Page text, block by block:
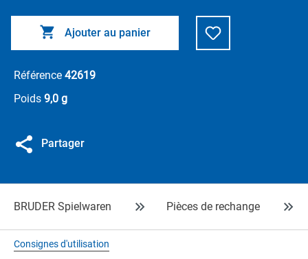
Ajouter au panier
Référence 42619
Poids 9,0 g
Partager
BRUDER Spielwaren Pièces de rechange
Consignes d'utilisation